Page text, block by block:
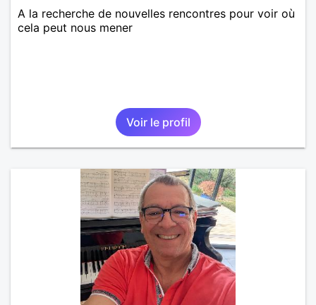
A la recherche de nouvelles rencontres pour voir où
cela peut nous mener
Voir le profil